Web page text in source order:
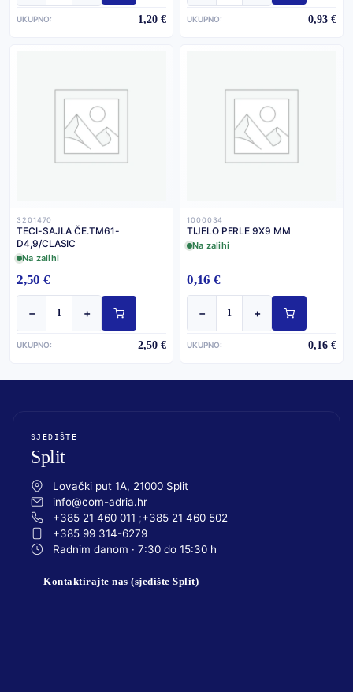
UKUPNO: 1,20 € UKUPNO: 0,93 €
3201470
TECI-SAJLA ČE.TM61-
D4,9/CLASIC
Na zalihi
2,50 €
− +
UKUPNO: 2,50 €
1000034
TIJELO PERLE 9X9 MM
Na zalihi
0,16 €
− +
UKUPNO: 0,16 €
SJEDIŠTE
Split
Lovački put 1A, 21000 Split
info@com-adria.hr
+385 21 460 011
+385 21 460 502
+385 99 314-6279
Radnim danom · 7:30 do 15:30 h
Kontaktirajte nas (sjedište Split)